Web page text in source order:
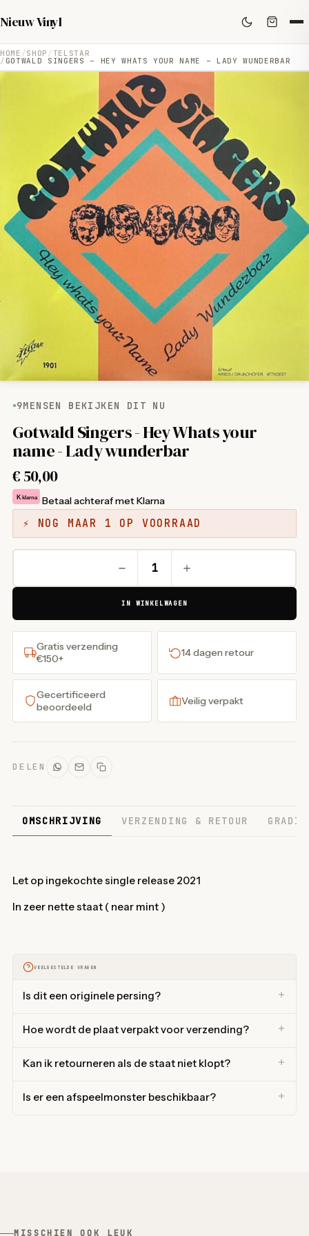
Nieuw Vinyl
HOME SHOP TELSTAR
GOTWALD SINGERS – HEY WHATS YOUR NAME – LADY WUNDERBAR
9MENSEN BEKIJKEN DIT NU
Gotwald Singers - Hey Whats your
name - Lady wunderbar
€ 50,00
K klarna Betaal achteraf met Klarna
⚡ NOG MAAR 1 OP VOORRAAD
IN WINKELWAGEN
Gratis verzending
€150+
14 dagen retour
Gecertificeerd
beoordeeld
Veilig verpakt
DELEN
OMSCHRIJVING VERZENDING & RETOUR
Let op ingekochte single release 2021
In zeer nette staat ( near mint )
VEELGESTELDE VRAGEN
Is dit een originele persing?
Hoe wordt de plaat verpakt voor verzending?
Kan ik retourneren als de staat niet klopt?
Is er een afspeelmonster beschikbaar?
MISSCHIEN OOK LEUK